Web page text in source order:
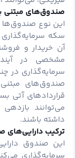
صندوق‌های مبتنی
این نوع صندوق‌ها
سکه
آن خریدار و
مشخصی در
سرمایه‌گذاری در
صندوق‌های
قراردادهای آتی
می‌توانند
داشته باشند.
ترکیب
این صندوق